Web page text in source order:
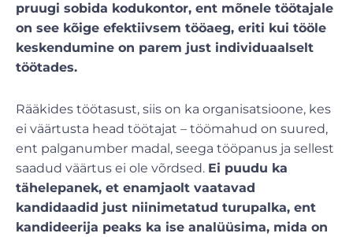
pruugi sobida kodukontor, ent mõnele töötajale
on see kõige efektiivsem tööaeg, eriti kui tööle
keskendumine on parem just individuaalselt
töötades.
Rääkides töötasust, siis on ka organisatsioone, kes
ei väärtusta head töötajat – töömahud on suured,
ent palganumber madal, seega tööpanus ja sellest
saadud väärtus ei ole võrdsed. Ei puudu ka
tähelepanek, et enamjaolt vaatavad
kandidaadid just niinimetatud turupalka, ent
kandideerija peaks ka ise analüüsima, mida on